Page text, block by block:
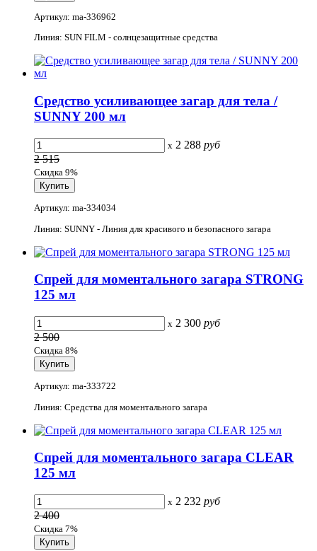
Артикул: ma-336962
Линия: SUN FILM - солнцезащитные средства
Средство усиливающее загар для тела /
SUNNY 200 мл
x 2 288 руб
2 515
Скидка 9%
Артикул: ma-334034
Линия: SUNNY - Линия для красивого и безопасного загара
Спрей для моментального загара STRONG
125 мл
x 2 300 руб
2 500
Скидка 8%
Артикул: ma-333722
Линия: Средства для моментального загара
Спрей для моментального загара CLEAR
125 мл
x 2 232 руб
2 400
Скидка 7%